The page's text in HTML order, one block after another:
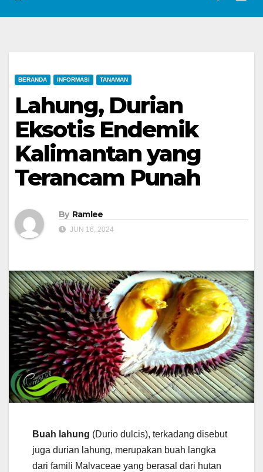
BERANDA INFORMASI TANAMAN
Lahung, Durian
Eksotis Endemik
Kalimantan yang
Terancam Punah
By Ramlee
JUN 16, 2024
Buah lahung (Durio dulcis), terkadang disebut
juga durian lahung, merupakan buah langka
dari famili Malvaceae yang berasal dari hutan